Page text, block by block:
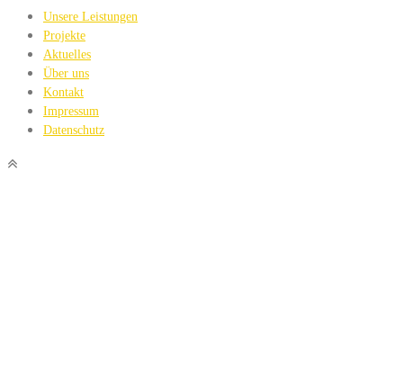
Unsere Leistungen
Projekte
Aktuelles
Über uns
Kontakt
Impressum
Datenschutz